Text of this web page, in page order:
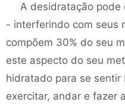
A desidratação
- interferindo com seus
compõem 30% do seu
este aspecto do seu
hidratado para se
exercitar, andar e fazer